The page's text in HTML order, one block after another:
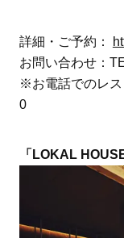
詳細・ご予約：
お問い合わせ：
※お電話でのレ
0
「LOKAL